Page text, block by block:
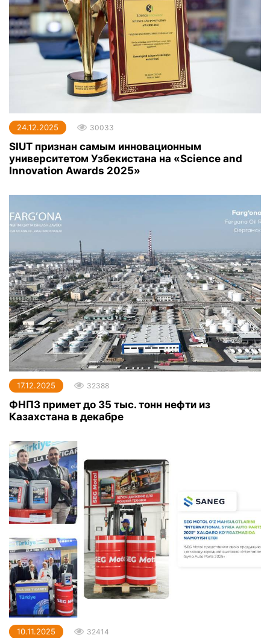
24.12.2025 30033
SIUT признан самым инновационным
университетом Узбекистана на «Science and
Innovation Awards 2025»
17.12.2025 32388
ФНПЗ примет до 35 тыс. тонн нефти из
Казахстана в декабре
10.11.2025 32414